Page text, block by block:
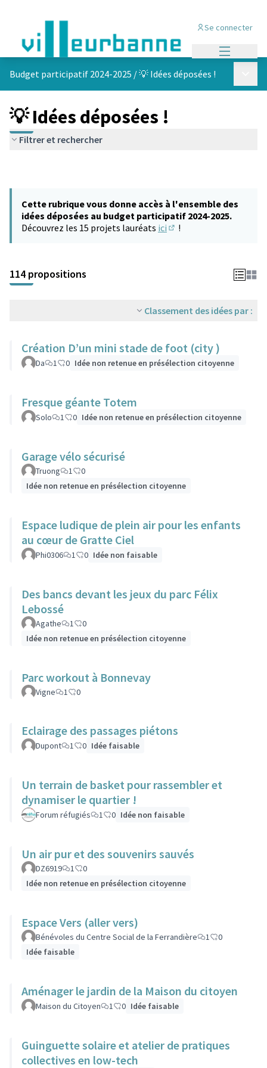
Se connecter
Budget participatif 2024-2025 /💡 Idées déposées !
💡 Idées déposées !
Filtrer et rechercher
Cette rubrique vous donne accès à l'ensemble des
idées déposées au budget participatif 2024-2025.
Découvrez les 15 projets lauréats ici !
114 propositions
Classement des idées par :
Création D’un mini stade de foot (city )
Da 1 0 Idée non retenue en présélection citoyenne
Fresque géante Totem
Solo 1 0 Idée non retenue en présélection citoyenne
Garage vélo sécurisé
Truong 1
0
Idée non retenue en présélection citoyenne
Espace ludique de plein air pour les enfants
au cœur de Gratte Ciel
Phi0306 1 0 Idée non faisable
Des bancs devant les jeux du parc Félix
Lebossé
Agathe 1
0
Idée non retenue en présélection citoyenne
Parc workout à Bonnevay
Vigne 1 0
Eclairage des passages piétons
Dupont 1 0 Idée faisable
Un terrain de basket pour rassembler et
dynamiser le quartier !
Forum réfugiés 1 0 Idée non faisable
Un air pur et des souvenirs sauvés
DZ6919 1
0
Idée non retenue en présélection citoyenne
Espace Vers (aller vers)
Bénévoles du Centre Social de la Ferrandière 1
0
Idée faisable
Aménager le jardin de la Maison du citoyen
Maison du Citoyen 1 0 Idée faisable
Guinguette solaire et atelier de pratiques
collectives en low-tech